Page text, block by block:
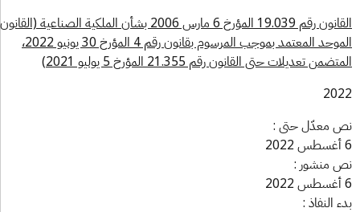
القانون رقم 19.039 المؤرخ 6 مارس 2006 بشأن الملكية الصناعية (القانون
الموحد المعتمد بموجب المرسوم بقانون رقم 4 المؤرخ 30 يونيو 2022،
تعديلات حتى القانون رقم 21.355 المؤرخ 5 يوليو 2021)
معدّل حتى :
منشور :
النفاذ :